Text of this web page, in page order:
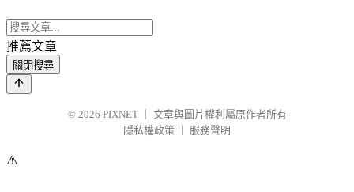
推薦文章
關閉搜尋
© 2026 PIXNET
文章與圖片權利屬原作者所有
隱私權政策
服務聲明
⚠️